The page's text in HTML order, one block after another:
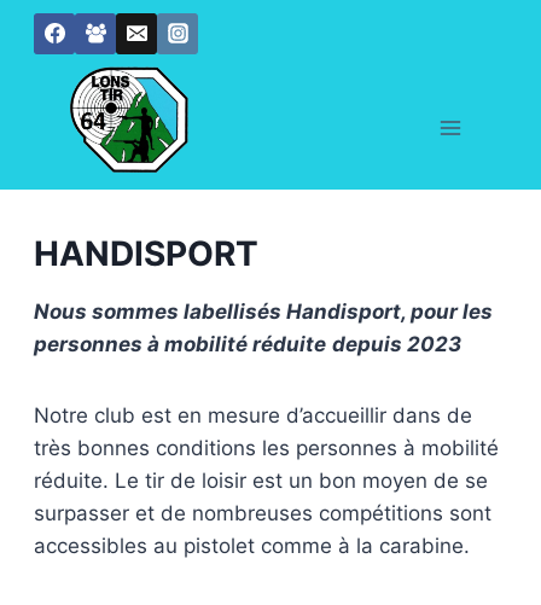
Aller
contenu
HANDISPORT
Nous sommes labellisés Handisport, pour les
personnes à mobilité réduite depuis 2023
Notre club est en mesure d’accueillir dans de
très bonnes conditions les personnes à mobilité
réduite. Le tir de loisir est un bon moyen de se
surpasser et de nombreuses compétitions sont
accessibles au pistolet comme à la carabine.